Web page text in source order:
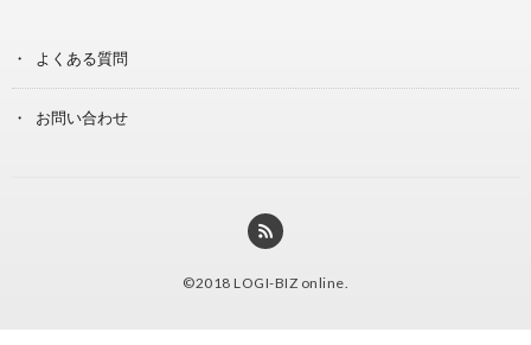
よくある質問
お問い合わせ
©2018 LOGI-BIZ online